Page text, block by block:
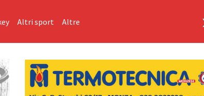
Altri sport Altre